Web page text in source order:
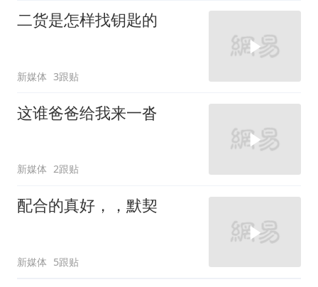
二货是怎样找钥匙的
新媒体 3跟贴
这谁爸爸给我来一沓
新媒体 2跟贴
配合的真好，，默契
新媒体 5跟贴